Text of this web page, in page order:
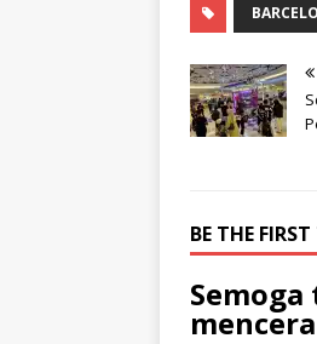
BE THE